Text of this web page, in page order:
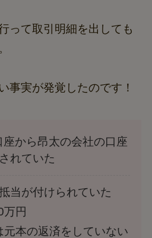
って取引明細を出しても
事実が発覚したのです！
から昂太の会社の口座
れていた
当が付けられていた
万円
元本の返済をしていない